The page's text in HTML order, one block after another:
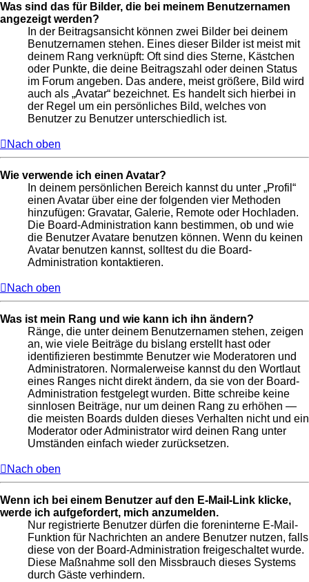
Was sind das für Bilder, die bei meinem Benutzernamen
angezeigt werden?
In der Beitragsansicht können zwei Bilder bei deinem
Benutzernamen stehen. Eines dieser Bilder ist meist mit
deinem Rang verknüpft: Oft sind dies Sterne, Kästchen
oder Punkte, die deine Beitragszahl oder deinen Status
im Forum angeben. Das andere, meist größere, Bild wird
auch als „Avatar“ bezeichnet. Es handelt sich hierbei in
der Regel um ein persönliches Bild, welches von
Benutzer zu Benutzer unterschiedlich ist.
Nach oben
Wie verwende ich einen Avatar?
In deinem persönlichen Bereich kannst du unter „Profil“
einen Avatar über eine der folgenden vier Methoden
hinzufügen: Gravatar, Galerie, Remote oder Hochladen.
Die Board-Administration kann bestimmen, ob und wie
die Benutzer Avatare benutzen können. Wenn du keinen
Avatar benutzen kannst, solltest du die Board-
Administration kontaktieren.
Nach oben
Was ist mein Rang und wie kann ich ihn ändern?
Ränge, die unter deinem Benutzernamen stehen, zeigen
an, wie viele Beiträge du bislang erstellt hast oder
identifizieren bestimmte Benutzer wie Moderatoren und
Administratoren. Normalerweise kannst du den Wortlaut
eines Ranges nicht direkt ändern, da sie von der Board-
Administration festgelegt wurden. Bitte schreibe keine
sinnlosen Beiträge, nur um deinen Rang zu erhöhen —
die meisten Boards dulden dieses Verhalten nicht und ein
Moderator oder Administrator wird deinen Rang unter
Umständen einfach wieder zurücksetzen.
Nach oben
Wenn ich bei einem Benutzer auf den E-Mail-Link klicke,
werde ich aufgefordert, mich anzumelden.
Nur registrierte Benutzer dürfen die foreninterne E-Mail-
Funktion für Nachrichten an andere Benutzer nutzen, falls
diese von der Board-Administration freigeschaltet wurde.
Diese Maßnahme soll den Missbrauch dieses Systems
durch Gäste verhindern.